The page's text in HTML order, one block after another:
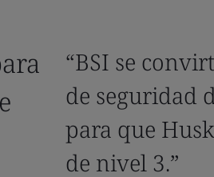
“BSI se
de seguridad
para que
de nivel 3.”